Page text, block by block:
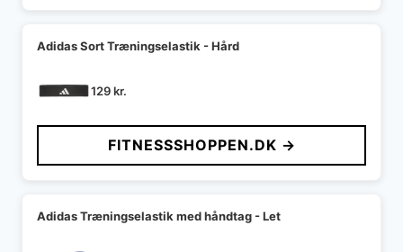
Adidas Sort Træningselastik - Hård
129kr.
FITNESSSHOPPEN.DK →
Adidas Træningselastik med håndtag - Let